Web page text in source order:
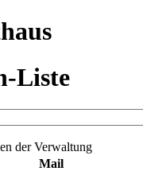
Liste
der Verwaltung
Mail